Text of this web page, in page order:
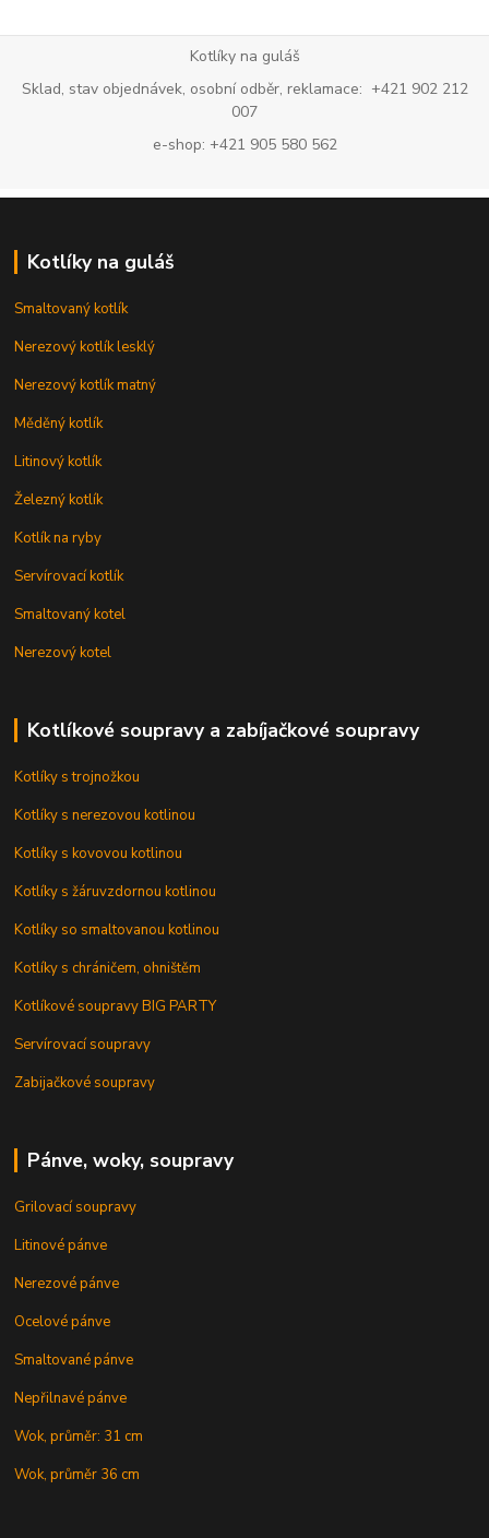
Kotlíky na guláš
Sklad, stav objednávek, osobní odběr, reklamace: +421 902 212
007
e-shop: +421 905 580 562
Kotlíky na guláš
Smaltovaný kotlík
Nerezový kotlík lesklý
Nerezový kotlík matný
Měděný kotlík
Litinový kotlík
Železný kotlík
Kotlík na ryby
Servírovací kotlík
Smaltovaný kotel
Nerezový kotel
Kotlíkové soupravy a zabíjačkové soupravy
Kotlíky s trojnožkou
Kotlíky s nerezovou kotlinou
Kotlíky s kovovou kotlinou
Kotlíky s žáruvzdornou kotlinou
Kotlíky so smaltovanou kotlinou
Kotlíky s chráničem, ohništěm
Kotlíkové soupravy BIG PARTY
Servírovací soupravy
Zabijačkové soupravy
Pánve, woky, soupravy
Grilovací soupravy
Litinové pánve
Nerezové pánve
Ocelové pánve
Smaltované pánve
Nepřilnavé pánve
Wok, průměr: 31 cm
Wok, průměr 36 cm